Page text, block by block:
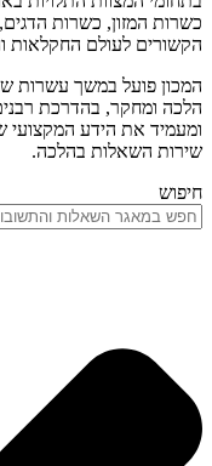
כשרות המזון, כשרות
הקשורים לעולם החקלאות
המכון פועל במשך עשרות
הלכה ומחקר, בהדרכת
ומעמיד את הידע המקצועי
שירות השאלות בהלכה.
חיפוש